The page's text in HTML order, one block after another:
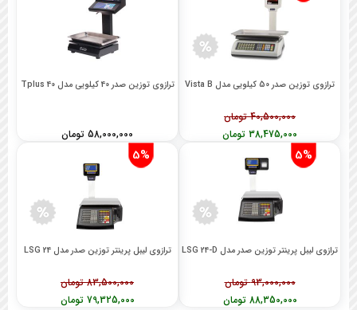
ترازوی توزین صدر 50 کیلویی مدل Vista B
40,500,000 تومان
38,475,000 تومان
ترازوی توزین صدر 40 کیلویی مدل Tplus 40
58,000,000 تومان
5%
ترازوی لیبل پرینتر توزین صدر مدل LSG 24-D
93,000,000 تومان
88,350,000 تومان
5%
ترازوی لیبل پرینتر توزین صدر مدل LSG 24
83,500,000 تومان
79,325,000 تومان